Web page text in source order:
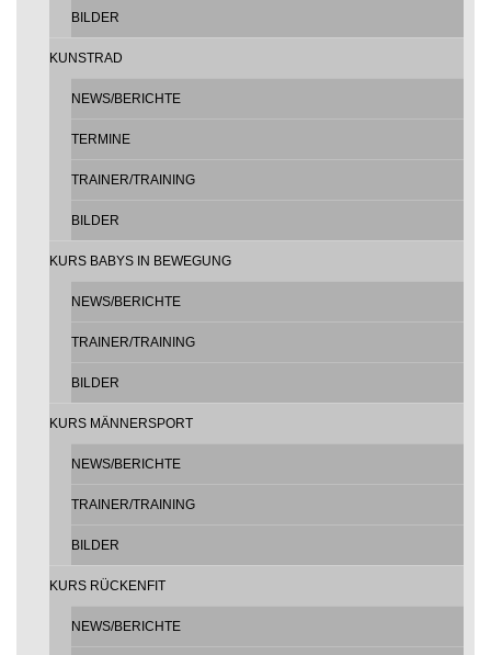
BILDER
KUNSTRAD
NEWS/BERICHTE
TERMINE
TRAINER/TRAINING
BILDER
KURS BABYS IN BEWEGUNG
NEWS/BERICHTE
TRAINER/TRAINING
BILDER
KURS MÄNNERSPORT
NEWS/BERICHTE
TRAINER/TRAINING
BILDER
KURS RÜCKENFIT
NEWS/BERICHTE